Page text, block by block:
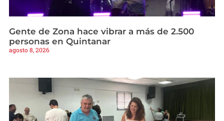
Gente de Zona hace vibrar a más de 2.500
personas en Quintanar
agosto 8, 2026